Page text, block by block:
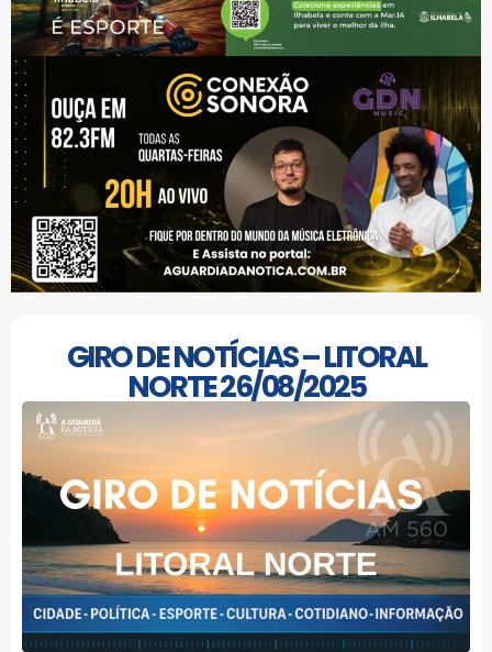
GIRO DE NOTÍCIAS – LITORAL
NORTE 26/08/2025